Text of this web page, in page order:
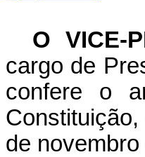
O VICE-
cargo de
confere o
de novembro